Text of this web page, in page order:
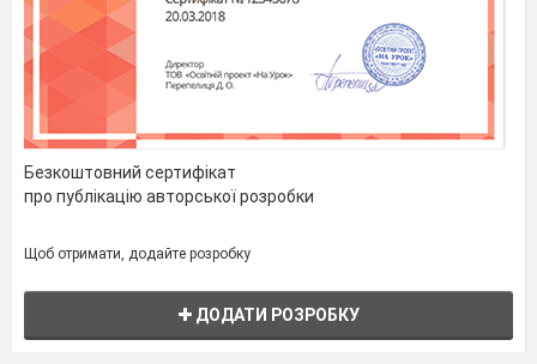
а також демонстрацієяю відео –
Північній Америці
Безкоштовний сертифікат
про публікацію авторської розробки
Щоб отримати, додайте розробку
ДОДАТИ РОЗРОБКУ